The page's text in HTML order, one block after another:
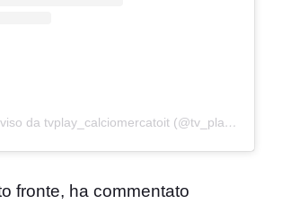
Un post condiviso da tvplay_calciomercatoit (@tv_play_official)
fronte, ha commentato